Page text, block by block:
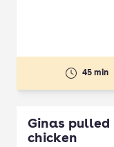
45 min
Ginas pulled
chicken